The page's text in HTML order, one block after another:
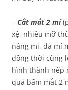
– Cắt mắt 2 mí
xệ, nhiều mỡ
nâng mi, da mí
đồng thời cũng
hình thành nếp
quả bấm mắt 2